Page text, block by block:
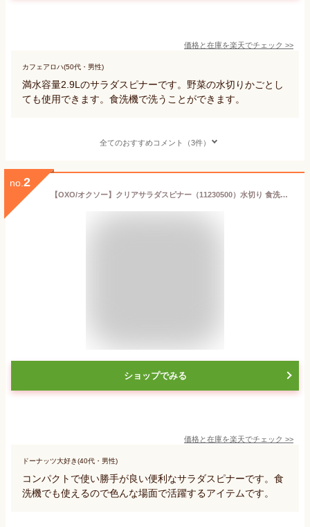
価格と在庫を楽天でチェック >>
カフェアロハ(50代・男性)
満水容量2.9Lのサラダスピナーです。野菜の水切りかごとし
ても使用できます。食洗機で洗うことができます。
全てのおすすめコメント（3件）
no. 2
【OXO/オクソー】クリアサラダスピナー（11230500）水切り 食洗機対応 サラダ 野菜 万能 おしゃれ シンプル コンパクト キッチン 小
ショップでみる
価格と在庫を楽天でチェック >>
ドーナッツ大好き(40代・男性)
コンパクトで使い勝手が良い便利なサラダスピナーです。食
洗機でも使えるので色んな場面で活躍するアイテムです。